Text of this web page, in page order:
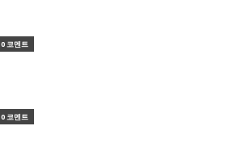
0 코멘트
0 코멘트